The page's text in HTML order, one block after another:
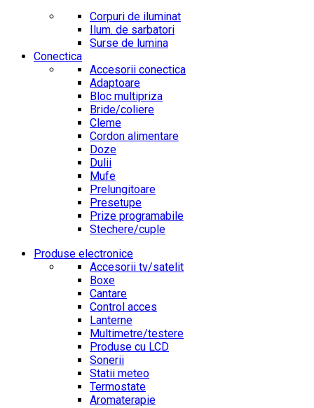
Corpuri de iluminat
Ilum. de sarbatori
Surse de lumina
Conectica
Accesorii conectica
Adaptoare
Bloc multipriza
Bride/coliere
Cleme
Cordon alimentare
Doze
Dulii
Mufe
Prelungitoare
Presetupe
Prize programabile
Stechere/cuple
Produse electronice
Accesorii tv/satelit
Boxe
Cantare
Control acces
Lanterne
Multimetre/testere
Produse cu LCD
Sonerii
Statii meteo
Termostate
Aromaterapie